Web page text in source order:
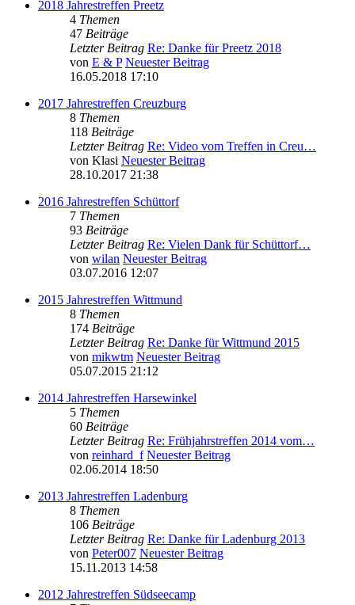
2018 Jahrestreffen Preetz
4 Themen
47 Beiträge
Letzter Beitrag Re: Danke für Preetz 2018
von E & P Neuester Beitrag
16.05.2018 17:10
2017 Jahrestreffen Creuzburg
8 Themen
118 Beiträge
Letzter Beitrag Re: Video vom Treffen in Creu…
von Klasi Neuester Beitrag
28.10.2017 21:38
2016 Jahrestreffen Schüttorf
7 Themen
93 Beiträge
Letzter Beitrag Re: Vielen Dank für Schüttorf…
von wilan Neuester Beitrag
03.07.2016 12:07
2015 Jahrestreffen Wittmund
8 Themen
174 Beiträge
Letzter Beitrag Re: Danke für Wittmund 2015
von mikwtm Neuester Beitrag
05.07.2015 21:12
2014 Jahrestreffen Harsewinkel
5 Themen
60 Beiträge
Letzter Beitrag Re: Frühjahrstreffen 2014 vom…
von reinhard_f Neuester Beitrag
02.06.2014 18:50
2013 Jahrestreffen Ladenburg
8 Themen
106 Beiträge
Letzter Beitrag Re: Danke für Ladenburg 2013
von Peter007 Neuester Beitrag
15.11.2013 14:58
2012 Jahrestreffen Südseecamp